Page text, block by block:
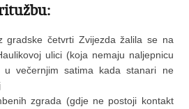
gradske četvrti Zvijezda žalila se na
ulici (koja nemaju naljepnicu
u večernjim satima kada stanari ne
zgrada (gdje ne postoji kontakt